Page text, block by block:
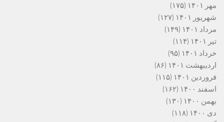
مهر ۱۴۰۱
(۱۷۵)
شهریور ۱۴۰۱
(۱۲۷)
مرداد ۱۴۰۱
(۱۴۹)
تیر ۱۴۰۱
(۱۱۴)
خرداد ۱۴۰۱
(۹۵)
اردیبهشت ۱۴۰۱
(۸۶)
فروردین ۱۴۰۱
(۱۱۵)
اسفند ۱۴۰۰
(۱۶۲)
بهمن ۱۴۰۰
(۱۳۰)
دی ۱۴۰۰
(۱۱۸)